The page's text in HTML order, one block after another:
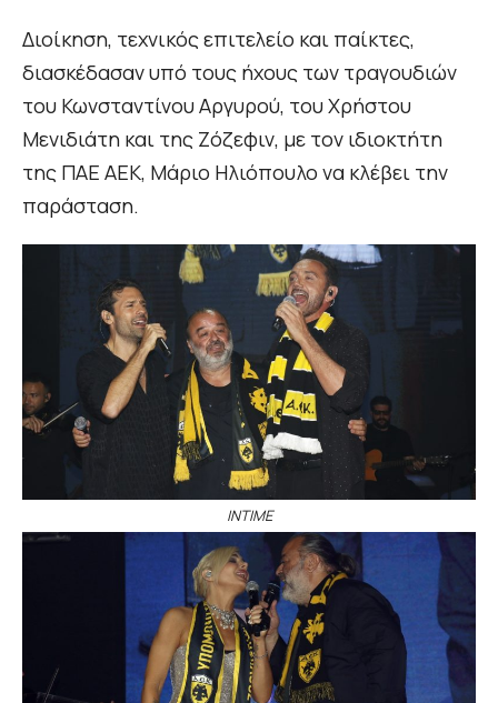
Διοίκηση, τεχνικός επιτελείο και παίκτες,
διασκέδασαν υπό τους ήχους των τραγουδιών
του Κωνσταντίνου Αργυρού, του Χρήστου
Μενιδιάτη και της Ζόζεφιν, με τον ιδιοκτήτη
της ΠΑΕ ΑΕΚ, Μάριο Ηλιόπουλο να κλέβει την
παράσταση.
ΙΝΤΙΜΕ